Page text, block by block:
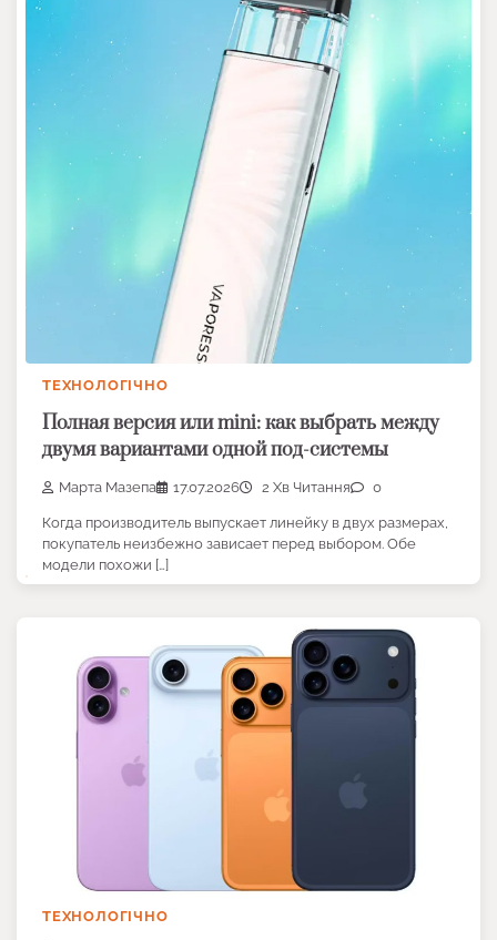
ТЕХНОЛОГІЧНО
Полная версия или mini: как выбрать между
двумя вариантами одной под-системы
Марта Мазепа 17.07.2026 2 Хв Читання 0
Когда производитель выпускает линейку в двух размерах,
покупатель неизбежно зависает перед выбором. Обе
модели похожи […]
ТЕХНОЛОГІЧНО